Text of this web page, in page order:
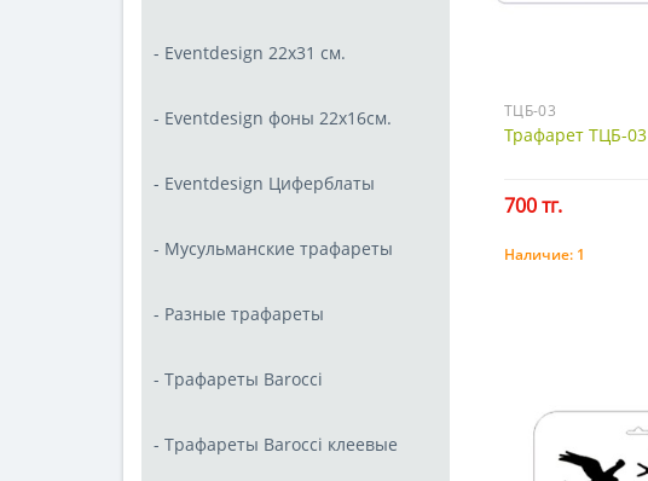
- Eventdesign 22х31 см.
- Eventdesign фоны 22х16см.
- Eventdesign Циферблаты
- Мусульманские трафареты
- Разные трафареты
- Трафареты Barocci
- Трафареты Barocci клеевые
ТЦБ-03
Трафарет ТЦБ-03
700 тг.
Купить
Наличие: 1